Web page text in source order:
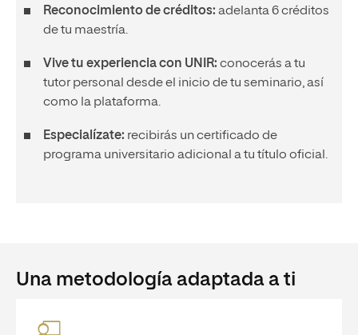
Reconocimiento de créditos: adelanta 6 créditos
de tu maestría.
Vive tu experiencia con UNIR: conocerás a tu
tutor personal desde el inicio de tu seminario, así
como la plataforma.
Especialízate: recibirás un certificado de
programa universitario adicional a tu título oficial.
Una metodología adaptada a ti